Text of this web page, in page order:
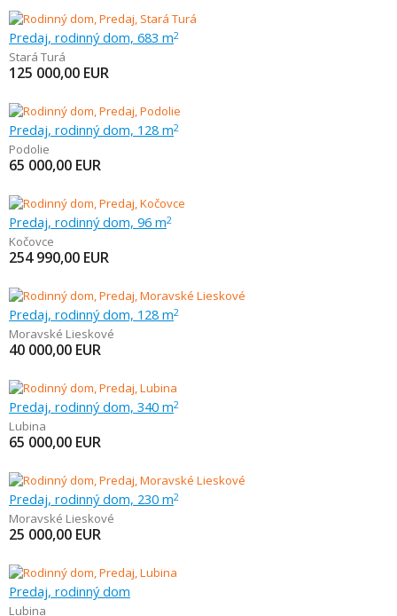
Predaj, rodinný dom, 683 m2
Stará Turá
125 000,00 EUR
Predaj, rodinný dom, 128 m2
Podolie
65 000,00 EUR
Predaj, rodinný dom, 96 m2
Kočovce
254 990,00 EUR
Predaj, rodinný dom, 128 m2
Moravské Lieskové
40 000,00 EUR
Predaj, rodinný dom, 340 m2
Lubina
65 000,00 EUR
Predaj, rodinný dom, 230 m2
Moravské Lieskové
25 000,00 EUR
Predaj, rodinný dom
Lubina